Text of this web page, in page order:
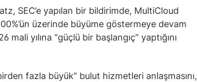
SEC’e yapılan bir bildirimde, MultiCloud
üzerinde büyüme göstermeye devam
mali yılına “güçlü bir başlangıç” yaptığını
fazla büyük” bulut hizmetleri anlaşmasını,